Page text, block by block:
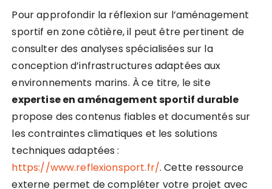
Pour approfondir la réflexion sur l’aménagement
sportif en zone côtière, il peut être pertinent de
consulter des analyses spécialisées sur la
conception d’infrastructures adaptées aux
environnements marins. À ce titre, le site
expertise en aménagement sportif durable
propose des contenus fiables et documentés sur
les contraintes climatiques et les solutions
techniques adaptées :
https://www.reflexionsport.fr/. Cette ressource
externe permet de compléter votre projet avec